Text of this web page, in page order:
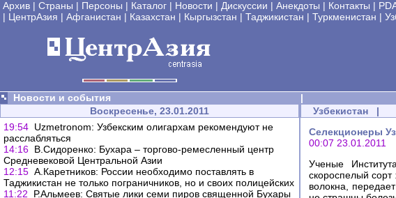
Архив | Страны | Персоны | Каталог | Новости | Дискуссии | Анекдоты | Контакты |
| ЦентрАзия | Афганистан | Казахстан | Кыргызстан | Таджикистан | Туркменистан |
Новости и события
|
Воскресенье, 23.01.2011
19:54 Uzmetronom: Узбекским олигархам рекомендуют не
расслабляться
14:16 В.Сидоренко: Бухара – торгово-ремесленный центр
Средневековой Центральной Азии
12:15 А.Каретников: России необходимо поставлять в
Таджикистан не только пограничников, но и своих полицейских
11:22
Р.Альмеев: Святые лики семи пиров священной Бухары
Узбекистан |
Селекционеры
00:07 23.01.2011
Ученые
скороспелый сорт
волокна,